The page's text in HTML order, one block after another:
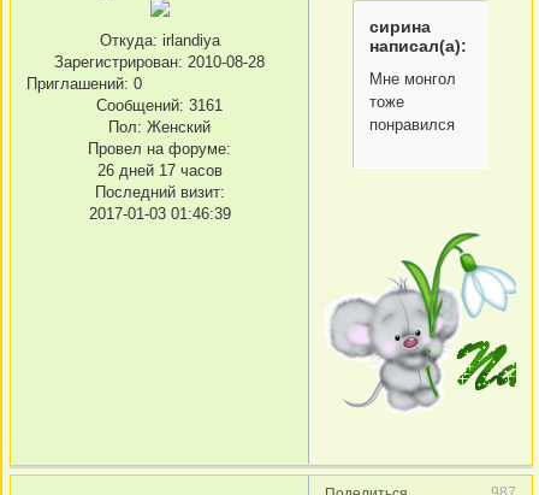
Откуда: irlandiya
Зарегистрирован: 2010-08-28
Приглашений: 0
Сообщений: 3161
Пол: Женский
Провел на форуме:
26 дней 17 часов
Последний визит:
2017-01-03 01:46:39
сирина
написал(а):
Мне монгол
тоже
понравился